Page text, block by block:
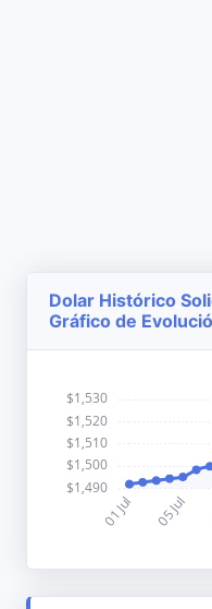
Dolar Histórico
Gráfico de